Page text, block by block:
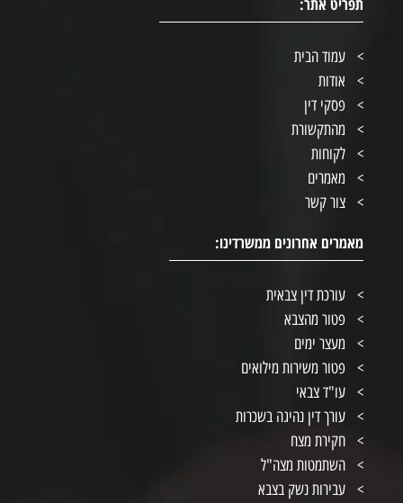
עמוד הבית
אודות
פסקי דין
מהתקשורת
לקוחות
מאמרים
צור קשר
מאמרים אחרונים ממשרדינו:
עורכת דין צבאית
פטור מהצבא
מעצר ימים
פטור משירות מילואים
עו"ד צבאי
עורך דין נהיגה בשכרות
חקירת מצח
השתמטות מצה"ל
עבירות נשק בצבא